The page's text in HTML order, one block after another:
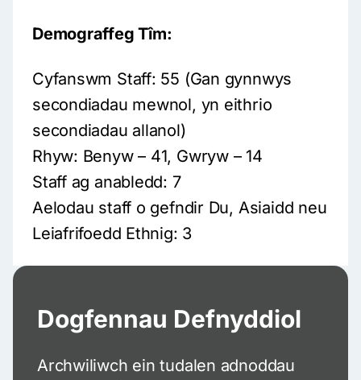
Demograffeg Tîm:
Cyfanswm Staff: 55 (Gan gynnwys
secondiadau mewnol, yn eithrio
secondiadau allanol)
Rhyw: Benyw – 41, Gwryw – 14
Staff ag anabledd: 7
Aelodau staff o gefndir Du, Asiaidd neu
Leiafrifoedd Ethnig: 3
Dogfennau Defnyddiol
Archwiliwch ein tudalen adnoddau